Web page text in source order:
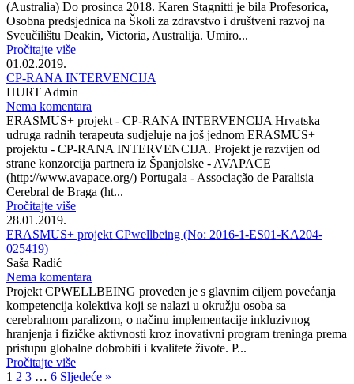
(Australia) Do prosinca 2018. Karen Stagnitti je bila Profesorica,
Osobna predsjednica na Školi za zdravstvo i društveni razvoj na
Sveučilištu Deakin, Victoria, Australija. Umiro...
Pročitajte više
01.02.2019.
CP-RANA INTERVENCIJA
HURT Admin
Nema komentara
ERASMUS+ projekt - CP-RANA INTERVENCIJA Hrvatska
udruga radnih terapeuta sudjeluje na još jednom ERASMUS+
projektu - CP-RANA INTERVENCIJA. Projekt je razvijen od
strane konzorcija partnera iz Španjolske - AVAPACE
(http://www.avapace.org/) Portugala - Associação de Paralisia
Cerebral de Braga (ht...
Pročitajte više
28.01.2019.
ERASMUS+ projekt CPwellbeing (No: 2016-1-ES01-KA204-
025419)
Saša Radić
Nema komentara
Projekt CPWELLBEING proveden je s glavnim ciljem povećanja
kompetencija kolektiva koji se nalazi u okružju osoba sa
cerebralnom paralizom, o načinu implementacije inkluzivnog
hranjenja i fizičke aktivnosti kroz inovativni program treninga prema
pristupu globalne dobrobiti i kvalitete živote. P...
Pročitajte više
1 2 3 … 6 Sljedeće »